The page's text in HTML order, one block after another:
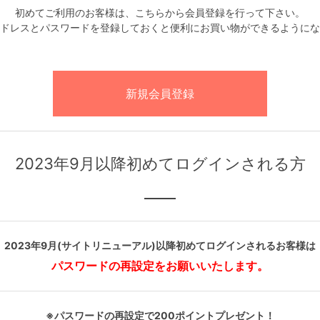
初めてご利用のお客様は、こちらから会員登録を行って下さい。
レスとパスワードを登録しておくと便利にお買い物ができるように
2023年9月以降初めてログインされる方
2023年9月(サイトリニューアル)以降初めてログインされるお客様は
パスワードの再設定をお願いいたします。
※パスワードの再設定で200ポイントプレゼント！